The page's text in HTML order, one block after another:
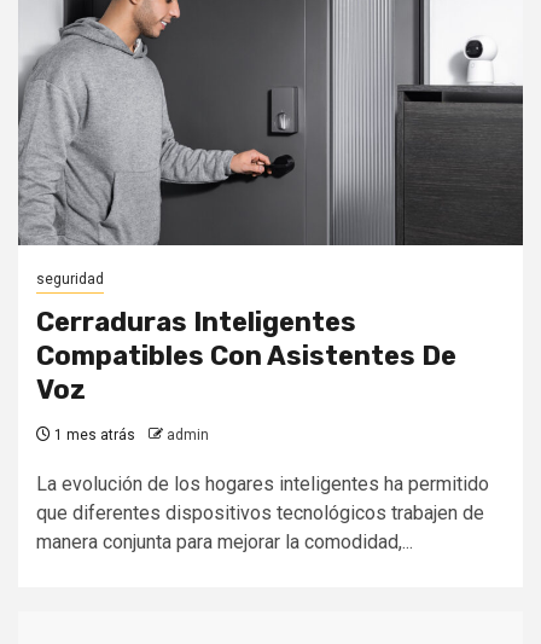
seguridad
Cerraduras Inteligentes
Compatibles Con Asistentes De
Voz
1 mes atrás admin
La evolución de los hogares inteligentes ha permitido
que diferentes dispositivos tecnológicos trabajen de
manera conjunta para mejorar la comodidad,...